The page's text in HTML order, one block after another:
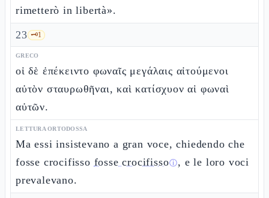
rimetterò in libertà».
23 🗝️1
GRECO
οἱ δὲ ἐπέκειντο φωναῖς μεγάλαις αἰτούμενοι
αὐτὸν σταυρωθῆναι, καὶ κατίσχυον αἱ φωναὶ
αὐτῶν.
LETTURA ORTODOSSA
Ma essi insistevano a gran voce, chiedendo che
fosse crocifisso fosse crocifissoⓘ, e le loro voci
prevalevano.